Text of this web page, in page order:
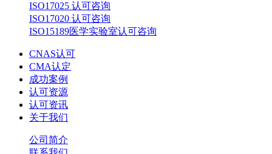
ISO17025 认可咨询
ISO17020 认可咨询
ISO15189医学实验室认可咨询
CNAS认可
CMA认定
成功案例
认可资源
认可资讯
关于我们
公司简介